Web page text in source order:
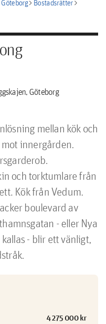
Göteborgchevron_rightBostadsrätterchevron_right
Göteborg
mellan kök och
innergården.
och torktumlare från
Kök från Vedum.
boulevard av
- eller Nya
- blir ett vänligt,
4 275 000 kr